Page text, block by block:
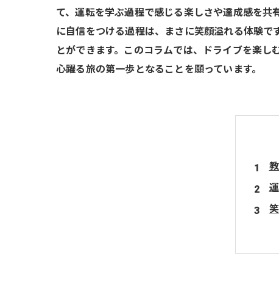
て、運転を学ぶ過程で感じる楽しさや達成感を
に自信をつける過程は、まさに笑顔溢れる体験
とができます。このコラムでは、ドライブを楽し
心躍る旅の第一歩となることを願っています。